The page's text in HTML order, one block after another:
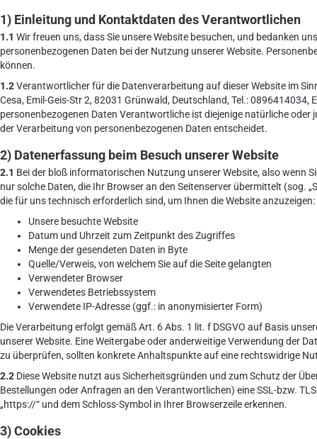
1) Einleitung und Kontaktdaten des Verantwortlichen
1.1 Wir freuen uns, dass Sie unsere Website besuchen, und bedanken
personenbezogenen Daten bei der Nutzung unserer Website.
können.
1.2Verantwortlicher für die Datenverarbeitung auf dieser Website im
Cesa, Emil-Geis-Str 2, 82031 Grünwald, Deutschland, Tel.:
personenbezogenen Daten Verantwortliche ist diejenige natürliche
der Verarbeitung von personenbezogenen Daten entscheidet.
2) Datenerfassung beim Besuch unserer Website
2.1 Bei der bloß informatorischen Nutzung unserer Website, also wenn
nur solche Daten, die Ihr Browser an den Seitenserver übermittelt (sog.
die für uns technisch erforderlich sind, um Ihnen die Website anzuzeigen:
Unsere besuchte Website
Datum und Uhrzeit zum Zeitpunkt des Zugriffes
Menge der gesendeten Daten in Byte
Quelle/Verweis, von welchem Sie auf die Seite gelangten
Verwendeter Browser
Verwendetes Betriebssystem
Verwendete IP-Adresse (ggf.: in anonymisierter Form)
Die Verarbeitung erfolgt gemäß Art. 6 Abs. 1 lit. f DSGVO auf Basis
unserer Website. Eine Weitergabe oder anderweitige Verwendung der
zu überprüfen, sollten konkrete Anhaltspunkte auf eine rechtswidrige
2.2 Diese Website nutzt aus Sicherheitsgründen und zum Schutz der
Bestellungen oder Anfragen an den Verantwortlichen) eine SSL-bzw.
„https://“ und dem Schloss-Symbol in Ihrer Browserzeile erkennen.
3) Cookies